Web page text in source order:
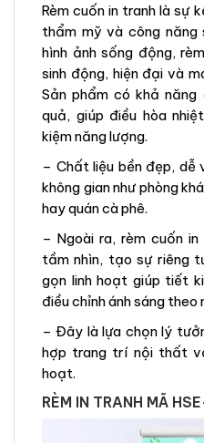
Rèm cuốn in tranh là sự
thẩm mỹ và công năng
hình ảnh sống động,
sinh động, hiện đại và
Sản phẩm có khả năng
quả, giúp điều hòa
kiệm năng lượng.
– Chất liệu bền đẹp, dễ
không gian như phòng
hay quán cà phê.
– Ngoài ra, rèm cuốn
tầm nhìn, tạo sự riêng
gọn linh hoạt giúp tiết
điều chỉnh ánh sáng theo
– Đây là lựa chọn lý
hợp trang trí nội thất
hoạt.
RÈM IN TRANH MÃ